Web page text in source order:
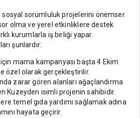
sosyal sorumluluk projelerini önemser.
olma ve yerel etkinliklere destek
kurumlarla iş birliği yapar.
şunlardır:
mama kampanyası başta 4 Ekim
özel olarak gerçekleştirilir.
zarar gören alanları ağaçlandırma
Kuzeyden isimli projenin sahibidir.
temel gıda yardımı sağlamak adına
hayata geçirir.